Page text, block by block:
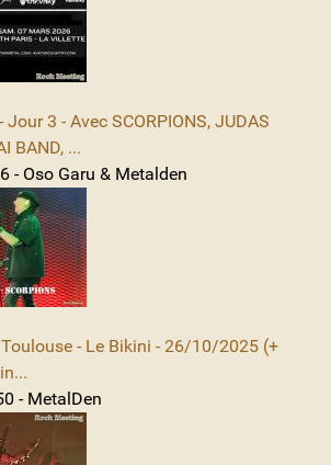
Jour 3 - Avec SCORPIONS, JUDAS
BAND, ...
- Oso Garu & Metalden
Toulouse - Le Bikini - 26/10/2025 (+
- MetalDen